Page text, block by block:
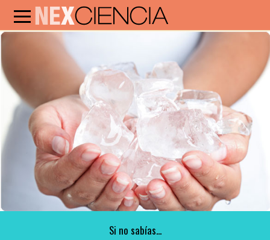
Si no sabías...